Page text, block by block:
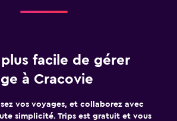
facile de gérer
à Cracovie
vos voyages, et collaborez avec
simplicité. Trips est gratuit et vous